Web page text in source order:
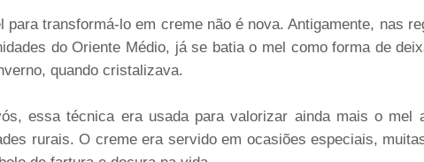
para transformá-lo em creme não é nova. Antigamente, nas
do Oriente Médio, já se batia o mel como forma de
quando cristalizava.
essa técnica era usada para valorizar ainda mais o mel
rurais. O creme era servido em ocasiões especiais,